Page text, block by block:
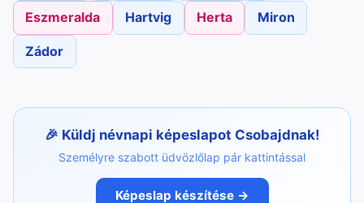
Eszmeralda Hartvig Herta Miron
Zádor
Küldj névnapi képeslapot Csobajdnak!
Személyre szabott üdvözlőlap pár kattintással
Képeslap készítése →